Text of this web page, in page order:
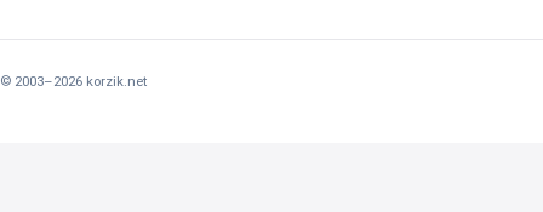
© 2003–2026 korzik.net